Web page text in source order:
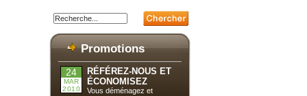
Promotions
24
MAR
2010
RÉFÉREZ-NOUS ET
ÉCONOMISEZ
Vous déménagez et